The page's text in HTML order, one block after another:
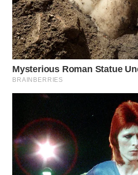
WN
KALTENG
WN
KALTARA
WN
WN
KALTIM
WN